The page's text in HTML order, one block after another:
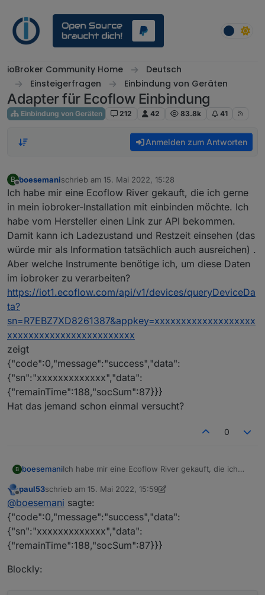
ioBroker Community Home
Deutsch
Einsteigerfragen
Einbindung von Geräten
Adapter für Ecoflow Einbindung
Einbindung von Geräten 212 42 83.8k 41
Anmelden zum Antworten
B
Offline
boesemanischrieb am 15. Mai 2022, 15:28
zuletzt editiert von
Ich habe mir eine Ecoflow River gekauft, die ich gerne
in mein iobroker-Installation mit einbinden möchte. Ich
habe vom Hersteller einen Link zur API bekommen.
Damit kann ich Ladezustand und Restzeit einsehen (das
würde mir als Information tatsächlich auch ausreichen) .
Aber welche Instrumente benötige ich, um diese Daten
im iobroker zu verarbeiten?
https://iot1.ecoflow.com/api/v1/devices/queryDeviceDa
ta?
sn=R7EBZ7XD8261387&appkey=xxxxxxxxxxxxxxxxxxx
xxxxxxxxxxxxxxxxxxxxxxxx
zeigt
{"code":0,"message":"success","data":
{"sn":"xxxxxxxxxxxxx","data":
{"remainTime":188,"socSum":87}}}
Hat das jemand schon einmal versucht?
0
B boesemaniIch habe mir eine Ecoflow River gekauft, die ich
möchte. Ich habe vom Hersteller einen Link zur API
bekommen.
Damit kann ich Ladezustand und Restzeit einsehen
(das würde mir als Information tatsächlich auch
ausreichen) . Aber welche Instrumente benötige
ich, um diese Daten im iobroker zu verarbeiten?
Offline
paul53schrieb am 15. Mai 2022, 15:59
zuletzt editiert von paul53
@boesemani sagte:
{"code":0,"message":"success","data":
{"sn":"xxxxxxxxxxxxx","data":
{"remainTime":188,"socSum":87}}}
Blockly: